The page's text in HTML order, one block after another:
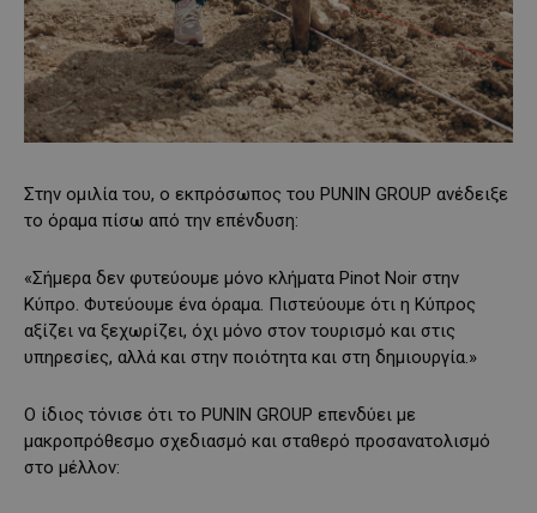
Στην ομιλία του, ο εκπρόσωπος του PUNIN GROUP ανέδειξε
το όραμα πίσω από την επένδυση:
«Σήμερα δεν φυτεύουμε μόνο κλήματα Pinot Noir στην
Κύπρο. Φυτεύουμε ένα όραμα. Πιστεύουμε ότι η Κύπρος
αξίζει να ξεχωρίζει, όχι μόνο στον τουρισμό και στις
υπηρεσίες, αλλά και στην ποιότητα και στη δημιουργία.»
Ο ίδιος τόνισε ότι το PUNIN GROUP επενδύει με
μακροπρόθεσμο σχεδιασμό και σταθερό προσανατολισμό
στο μέλλον: